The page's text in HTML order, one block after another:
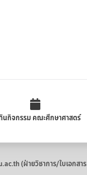
นกิจกรรม คณะศึกษาศาสตร์
(ฝ่ายวิชาการ/ใบเอกสาร